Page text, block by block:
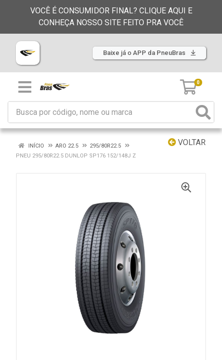
VOCÊ É CONSUMIDOR FINAL? CLIQUE AQUI E
CONHEÇA NOSSO SITE FEITO PRA VOCÊ
Baixe já o APP da PneuBras
0
VOLTAR
INÍCIO ARO 22.5
295/80R22.5
PNEU 295/80R22.5 DUNLOP SP176 152/148J Z